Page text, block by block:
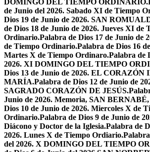
DOMINGO DEL TIEMPO ORDINARIO.
de Junio del 2026. Sabado XI de Tiempo
Dios 19 de Junio de 2026. SAN
de Dios 18 de Junio de 2026. Jueves XI de
Ordinario.Palabra de Dios 17 de Junio de
de Tiempo Ordinario.Palabra de Dios 16
Martes X de Tiempo Ordinaro.Palabra de
2026. XI DOMINGO DEL TIEMPO
Dios 13 de Junio de 2026. EL
MARÍA.Palabra de Dios 12 de Junio de
SAGRADO CORAZÓN DE JESÚS.
Junio de 2026. Memoria, SAN
Dios 10 de Junio de 2026. Miercoles X de
Ordinario.Palabra de Dios 9 de Junio de
Diácono y Doctor de la Iglesia.Palabra de
2026. Lunes X de Tiempo Ordiario.
del 2026. X DOMINGO DEL TIEMPO